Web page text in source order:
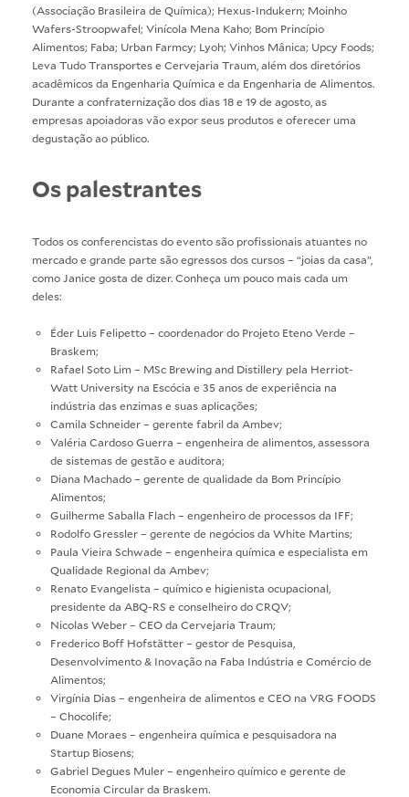
(Associação Brasileira de Química); Hexus-Indukern; Moinho
Wafers-Stroopwafel; Vinícola Mena Kaho; Bom Princípio
Alimentos; Faba; Urban Farmcy; Lyoh; Vinhos Mânica; Upcy Foods;
Leva Tudo Transportes e Cervejaria Traum, além dos diretórios
acadêmicos da Engenharia Química e da Engenharia de Alimentos.
Durante a confraternização dos dias 18 e 19 de agosto, as
empresas apoiadoras vão expor seus produtos e oferecer uma
degustação ao público.
Os palestrantes
Todos os conferencistas do evento são profissionais atuantes no
mercado e grande parte são egressos dos cursos – “joias da casa”,
como Janice gosta de dizer. Conheça um pouco mais cada um
deles:
Éder Luis Felipetto – coordenador do Projeto Eteno Verde –
Braskem;
Rafael Soto Lim – MSc Brewing and Distillery pela Herriot-
Watt University na Escócia e 35 anos de experiência na
indústria das enzimas e suas aplicações;
Camila Schneider – gerente fabril da Ambev;
Valéria Cardoso Guerra – engenheira de alimentos, assessora
de sistemas de gestão e auditora;
Diana Machado – gerente de qualidade da Bom Princípio
Alimentos;
Guilherme Saballa Flach – engenheiro de processos da IFF;
Rodolfo Gressler – gerente de negócios da White Martins;
Paula Vieira Schwade – engenheira química e especialista em
Qualidade Regional da Ambev;
Renato Evangelista – químico e higienista ocupacional,
presidente da ABQ-RS e conselheiro do CRQV;
Nicolas Weber – CEO da Cervejaria Traum;
Frederico Boff Hofstätter – gestor de Pesquisa,
Desenvolvimento & Inovação na Faba Indústria e Comércio de
Alimentos;
Virgínia Dias – engenheira de alimentos e CEO na VRG FOODS
– Chocolife;
Duane Moraes – engenheira química e pesquisadora na
Startup Biosens;
Gabriel Degues Muler – engenheiro químico e gerente de
Economia Circular da Braskem.